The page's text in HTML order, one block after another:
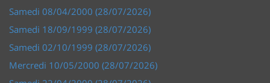
Samedi 08/04/2000 (28/07/2026)
Samedi 18/09/1999 (28/07/2026)
Samedi 02/10/1999 (28/07/2026)
Mercredi 10/05/2000 (28/07/2026)